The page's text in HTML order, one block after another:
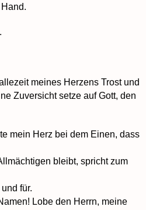
meines Herzens Trost und
Zuversicht setze auf Gott, den
mein Herz bei dem Einen, dass
bleibt, spricht zum
für.
Lobe den Herrn, meine